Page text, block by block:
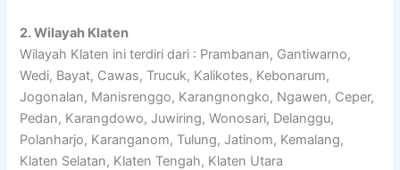
2. Wilayah Klaten
Wilayah Klaten ini terdiri dari : Prambanan, Gantiwarno,
Wedi, Bayat, Cawas, Trucuk, Kalikotes, Kebonarum,
Jogonalan, Manisrenggo, Karangnongko, Ngawen, Ceper,
Pedan, Karangdowo, Juwiring, Wonosari, Delanggu,
Polanharjo, Karanganom, Tulung, Jatinom, Kemalang,
Klaten Selatan, Klaten Tengah, Klaten Utara